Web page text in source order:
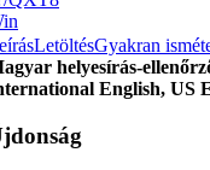
LetöltésGyakran
helyesírás-
English, US